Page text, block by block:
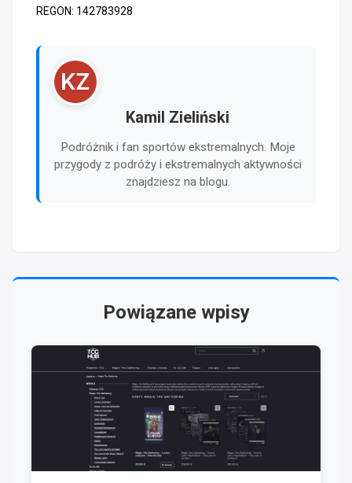
REGON: 142783928
KZ
Kamil Zieliński
Podróżnik i fan sportów ekstremalnych. Moje
przygody z podróży i ekstremalnych aktywności
znajdziesz na blogu.
Powiązane wpisy